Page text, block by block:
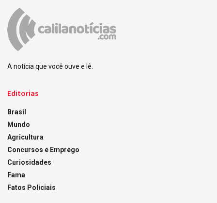
A notícia que você ouve e lê.
Editorias
Brasil
Mundo
Agricultura
Concursos e Emprego
Curiosidades
Fama
Fatos Policiais